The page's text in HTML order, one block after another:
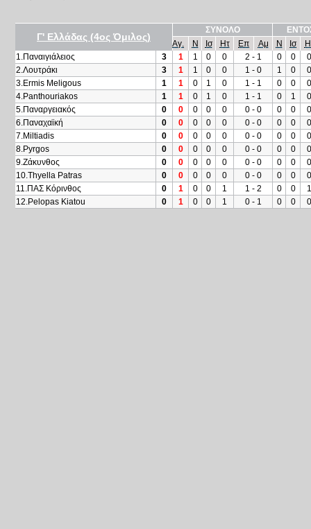
Γ' Ελλάδας (4ος Όμιλος)
ΣΥΝΟΛΟ
Αγ.
Ν Ισ Ητ Επ Αμ Ν Ισ
1.Παναιγιάλειος
3 1 1 0 0 2 - 1 0 0
0
2.Λουτράκι
3 1 1 0 0 1 - 0 1 0
0
3.Ermis Meligous
1 1 0 1 0 1 - 1 0 0
0
4.Panthouriakos
1 1 0 1 0 1 - 1 0 1
0
5.Παναργειακός
0 0 0 0 0 0 - 0 0 0
0
6.Παναχαϊκή
0 0 0 0 0 0 - 0 0 0
0
7.Miltiadis
0 0 0 0 0 0 - 0 0 0
0
8.Pyrgos
0 0 0 0 0 0 - 0 0 0
0
9.Ζάκυνθος
0 0 0 0 0 0 - 0 0 0
0
10.Thyella Patras
0 0 0 0 0 0 - 0 0 0
0
11.ΠΑΣ Κόρινθος
0 1 0 0 1 1 - 2 0 0
1
12.Pelopas Kiatou
0 1 0 0 1 0 - 1 0 0 0